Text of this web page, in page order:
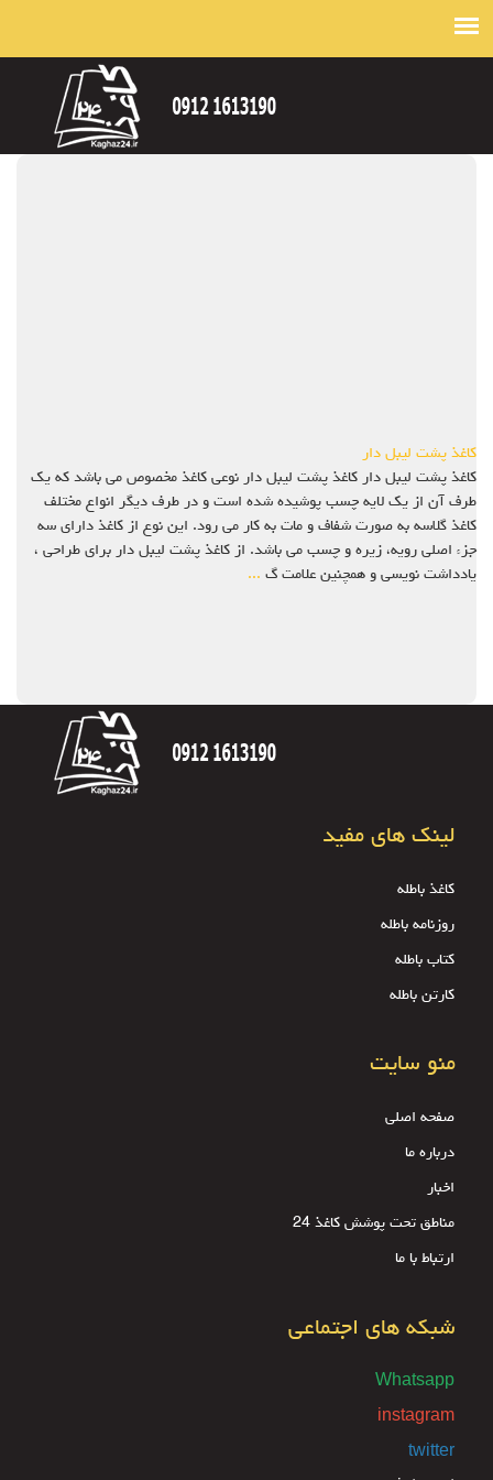
کاغذ پشت لیبل دار
کاغذ پشت لیبل دار کاغذ پشت لیبل دار نوعی کاغذ مخصوص می باشد که یک
طرف آن از یک لایه چسب پوشیده شده است و در طرف دیگر انواع مختلف
کاغذ گلاسه به صورت شفاف و مات به کار می رود. این نوع از کاغذ دارای سه
جزء اصلی رویه، زیره و چسب می باشد. از کاغذ پشت لیبل دار برای طراحی ،
یادداشت نویسی و همچنین علامت گ ...
لینک های مفید
کاغذ باطله
روزنامه باطله
کتاب باطله
کارتن باطله
منو سایت
صفحه اصلی
درباره ما
اخبار
مناطق تحت پوشش کاغذ 24
ارتباط با ما
شبکه های اجتماعی
Whatsapp
instagram
twitter